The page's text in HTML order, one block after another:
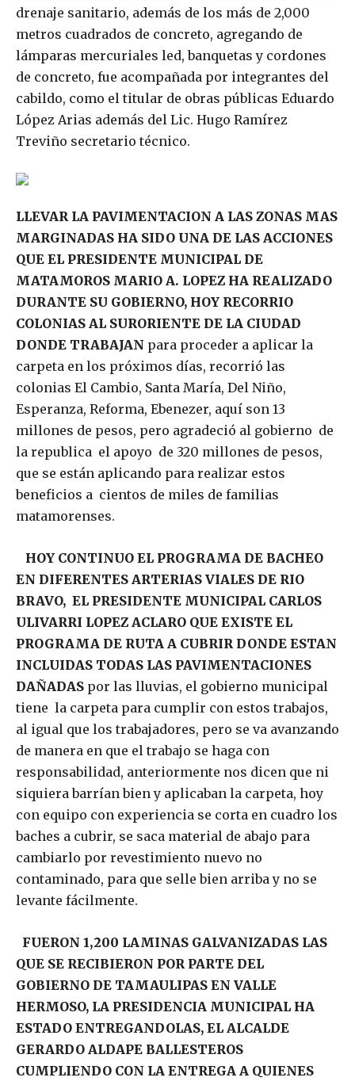
drenaje sanitario, además de los más de 2,000
metros cuadrados de concreto, agregando de
lámparas mercuriales led, banquetas y cordones
de concreto, fue acompañada por integrantes del
cabildo, como el titular de obras públicas Eduardo
López Arias además del Lic. Hugo Ramírez
Treviño secretario técnico.
LLEVAR LA PAVIMENTACION A LAS ZONAS MAS
MARGINADAS HA SIDO UNA DE LAS ACCIONES
QUE EL PRESIDENTE MUNICIPAL DE
MATAMOROS MARIO A. LOPEZ HA REALIZADO
DURANTE SU GOBIERNO, HOY RECORRIO
COLONIAS AL SURORIENTE DE LA CIUDAD
DONDE TRABAJAN para proceder a aplicar la
carpeta en los próximos días, recorrió las
colonias El Cambio, Santa María, Del Niño,
Esperanza, Reforma, Ebenezer, aquí son 13
millones de pesos, pero agradeció al gobierno de
la republica el apoyo de 320 millones de pesos,
que se están aplicando para realizar estos
beneficios a cientos de miles de familias
matamorenses.
HOY CONTINUO EL PROGRAMA DE BACHEO
EN DIFERENTES ARTERIAS VIALES DE RIO
BRAVO, EL PRESIDENTE MUNICIPAL CARLOS
ULIVARRI LOPEZ ACLARO QUE EXISTE EL
PROGRAMA DE RUTA A CUBRIR DONDE ESTAN
INCLUIDAS TODAS LAS PAVIMENTACIONES
DAÑADAS por las lluvias, el gobierno municipal
tiene la carpeta para cumplir con estos trabajos,
al igual que los trabajadores, pero se va avanzando
de manera en que el trabajo se haga con
responsabilidad, anteriormente nos dicen que ni
siquiera barrían bien y aplicaban la carpeta, hoy
con equipo con experiencia se corta en cuadro los
baches a cubrir, se saca material de abajo para
cambiarlo por revestimiento nuevo no
contaminado, para que selle bien arriba y no se
levante fácilmente.
FUERON 1,200 LAMINAS GALVANIZADAS LAS
QUE SE RECIBIERON POR PARTE DEL
GOBIERNO DE TAMAULIPAS EN VALLE
HERMOSO, LA PRESIDENCIA MUNICIPAL HA
ESTADO ENTREGANDOLAS, EL ALCALDE
GERARDO ALDAPE BALLESTEROS
CUMPLIENDO CON LA ENTREGA A QUIENES